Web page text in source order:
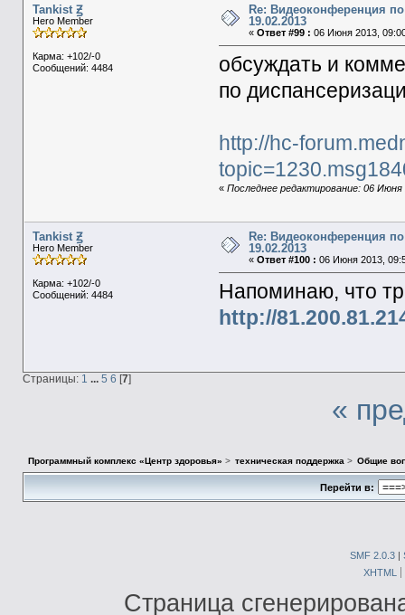
Tankist Ꙃ
Hero Member
Карма: +102/-0
Сообщений: 4484
Re: Видеоконференция
19.02.2013
« Ответ #99 : 06 Июня 2013,
обсуждать и
по
http://hc-
«Последнее редактирование: 06
Tankist Ꙃ
Hero Member
Карма: +102/-0
Сообщений: 4484
Re: Видеоконференция
19.02.2013
« Ответ #100 : 06 Июня 2013,
Напоминаю, что
http://
Страницы: 1 ... 5 6 [7]
«
Программный комплекс «Центр здоровья» > техническая поддержка > Общие
Перейти в:
SMF 2.0.3|
XHTML
Страница